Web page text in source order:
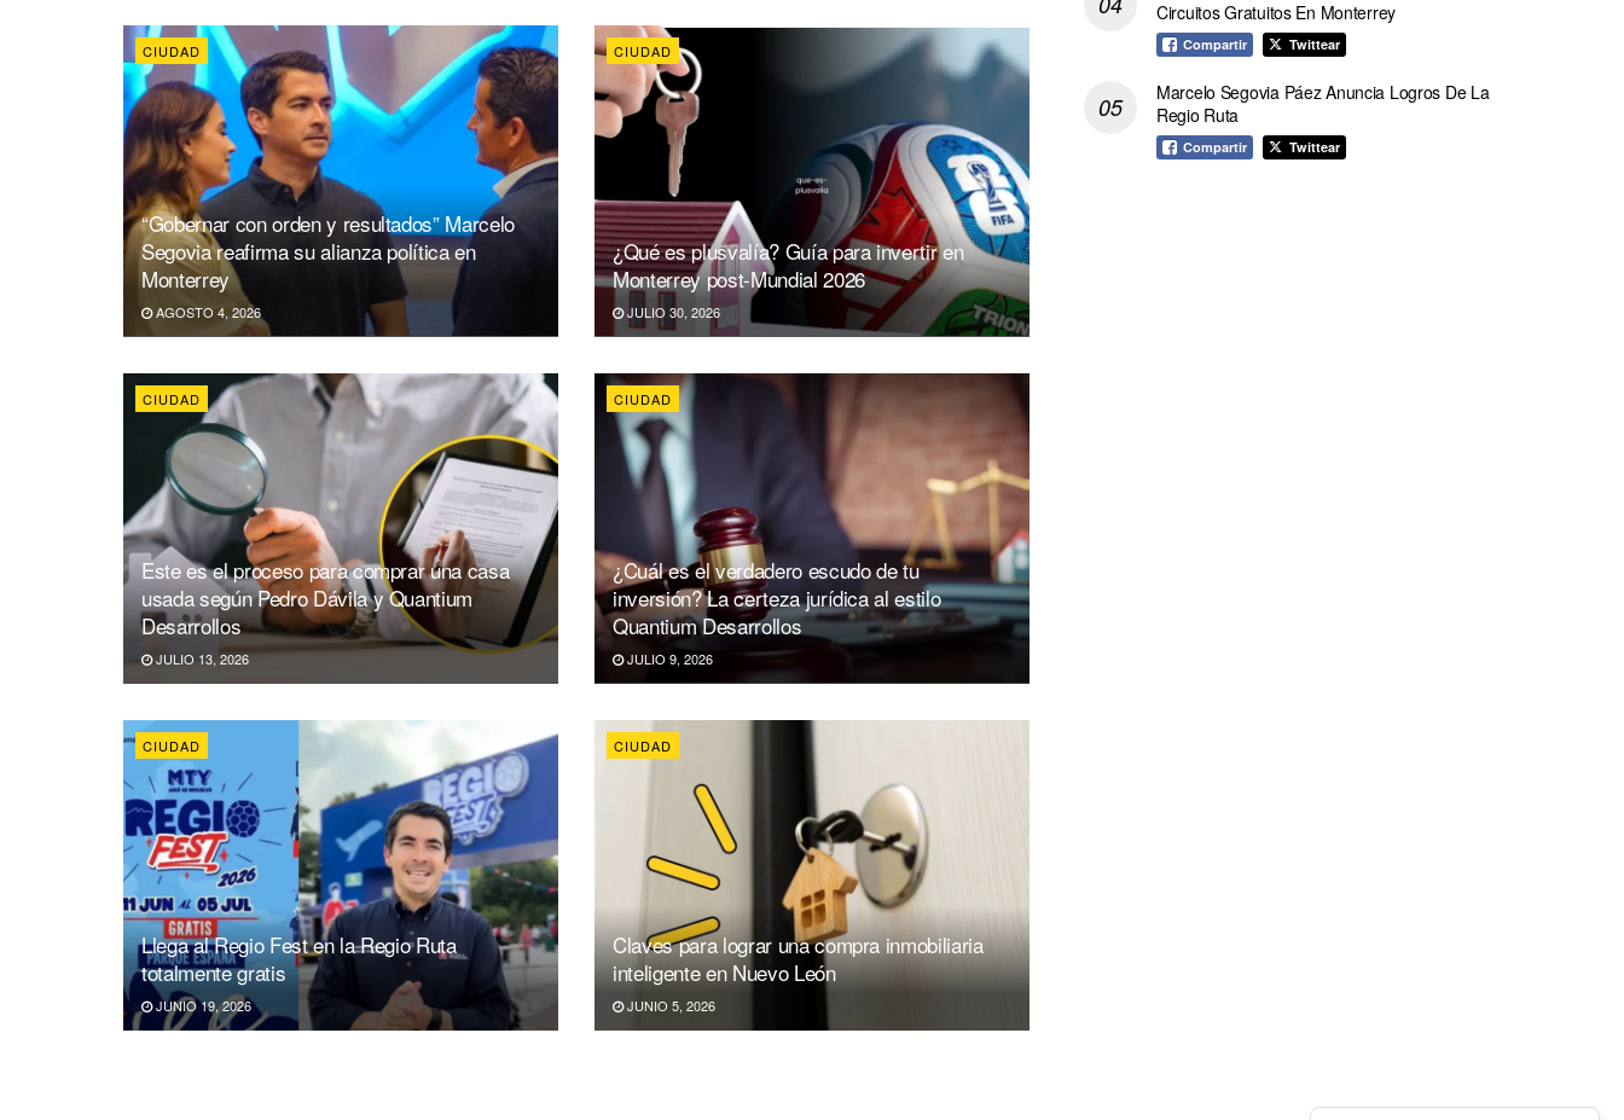
CIUDAD
“Gobernar con orden y resultados” Marcelo
Segovia reafirma su alianza política en
Monterrey
AGOSTO 4, 2026
CIUDAD
¿Qué es plusvalía? Guía para invertir en
Monterrey post-Mundial 2026
JULIO 30, 2026
CIUDAD
Este es el proceso para comprar una casa
usada según Pedro Dávila y Quantium
Desarrollos
JULIO 13, 2026
CIUDAD
¿Cuál es el verdadero escudo de tu
inversión? La certeza jurídica al estilo
Quantium Desarrollos
JULIO 9, 2026
CIUDAD
Llega al Regio Fest en la Regio Ruta
totalmente gratis
JUNIO 19, 2026
CIUDAD
Claves para lograr una compra inmobiliaria
inteligente en Nuevo León
JUNIO 5, 2026
Circuitos Gratuitos En Monterrey
Compartir Twittear
Marcelo Segovia Páez Anuncia Logros De La
Regio Ruta
Compartir Twittear